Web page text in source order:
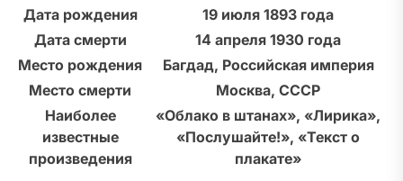
Дата рождения
19 июля 1893 года
Дата смерти
14 апреля 1930 года
Место рождения
Багдад, Российская империя
Место смерти
Москва, СССР
Наиболее
известные
произведения
«Облако в штанах», «Лирика»,
«Послушайте!», «Текст о
плакате»